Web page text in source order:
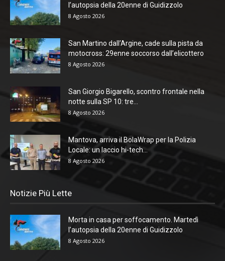
l’autopsia della 20enne di Guidizzolo
8 Agosto 2026
San Martino dall’Argine, cade sulla pista da
motocross: 29enne soccorso dall’elicottero
8 Agosto 2026
San Giorgio Bigarello, scontro frontale nella
notte sulla SP 10: tre...
8 Agosto 2026
Mantova, arriva il BolaWrap per la Polizia
Locale: un laccio hi-tech...
8 Agosto 2026
Notizie Più Lette
Morta in casa per soffocamento. Martedì
l’autopsia della 20enne di Guidizzolo
8 Agosto 2026